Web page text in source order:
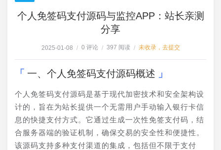
个人免签码支付源码与监控APP：站长亲测
分享
2025-01-08 / 0 评论 / 397 阅读 / 未收录，去提交
一、个人免签码支付源码概述
个人免签码支付源码是基于现代加密技术和安全架构设
计的，旨在为站长提供一个无需用户手动输入银行卡信
息的快捷支付方式。它通过生成一次性免签支付码，结
合服务器端的验证机制，确保交易的安全性和便捷性。
该源码支持多种支付渠道的集成，包括但不限于支付